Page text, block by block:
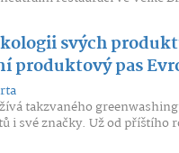
svých
produktový pas
takzvaného
i své značky. Už od příštího